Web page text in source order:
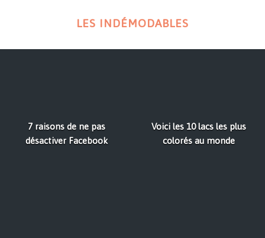
LES INDÉMODABLES
7 raisons de ne pas
désactiver Facebook
Voici les 10 lacs les plus
colorés au monde